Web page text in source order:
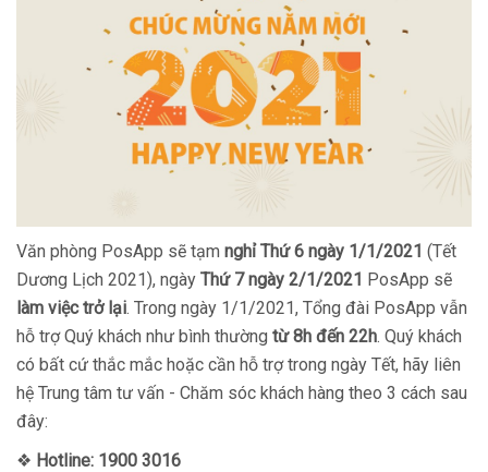
Văn phòng PosApp sẽ tạm nghỉ Thứ 6 ngày 1/1/2021 (Tết
Dương Lịch 2021), ngày Thứ 7 ngày 2/1/2021 PosApp sẽ
làm việc trở lại. Trong ngày 1/1/2021, Tổng đài PosApp vẫn
hỗ trợ Quý khách như bình thường từ 8h đến 22h. Quý khách
có bất cứ thắc mắc hoặc cần hỗ trợ trong ngày Tết, hãy liên
hệ Trung tâm tư vấn - Chăm sóc khách hàng theo 3 cách sau
đây:
❖ Hotline: 1900 3016